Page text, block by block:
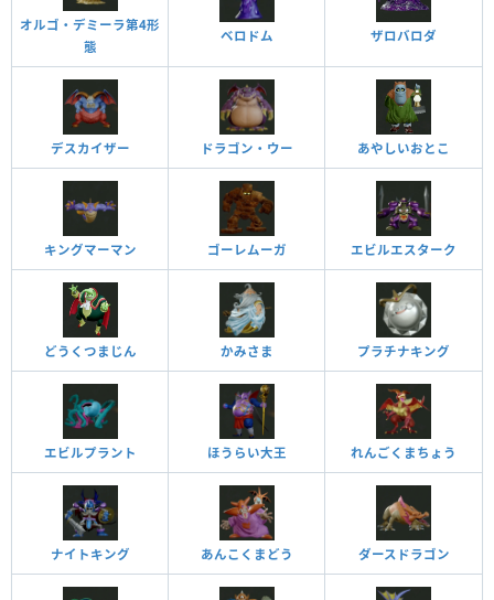
オルゴ・デミーラ第4形
態
ベロドム ザロバロダ
デスカイザー ドラゴン・ウー あやしいおとこ
キングマーマン ゴーレムーガ エビルエスターク
どうくつまじん かみさま プラチナキング
エビルプラント ほうらい大王 れんごくまちょう
ナイトキング あんこくまどう ダースドラゴン